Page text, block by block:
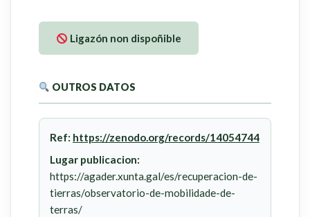
Ligazón non dispoñible
OUTROS DATOS
Ref: https://zenodo.org/records/14054744
Lugar publicacion:
https://agader.xunta.gal/es/recuperacion-de-
tierras/observatorio-de-mobilidade-de-
terras/